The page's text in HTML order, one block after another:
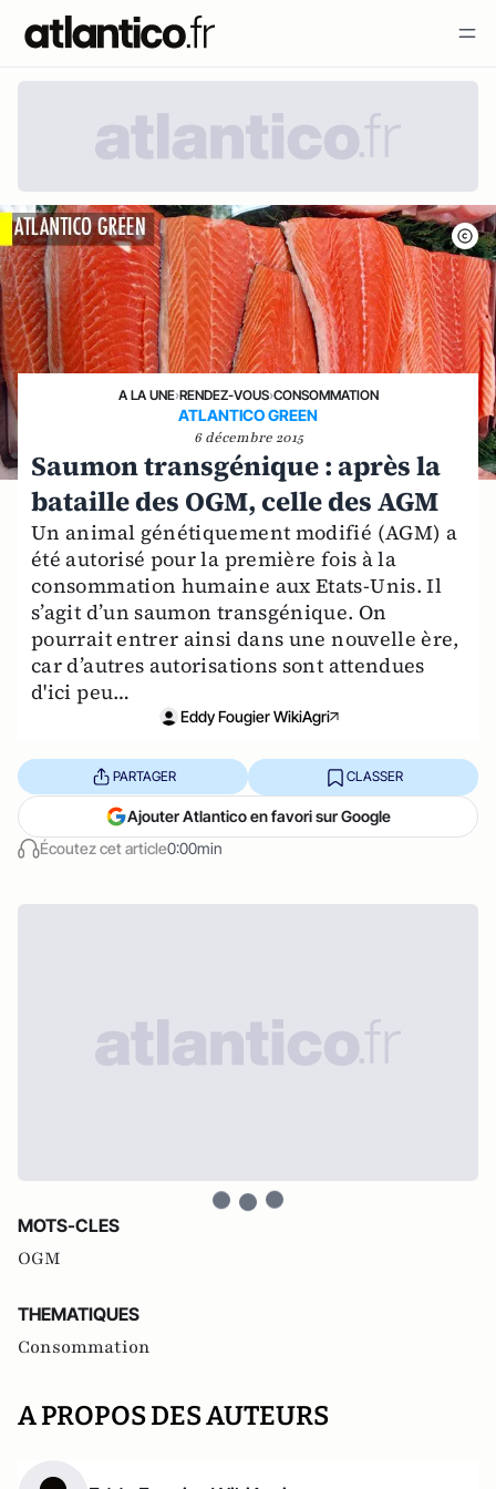
A LA UNE›RENDEZ-VOUS›CONSOMMATION
ATLANTICO GREEN
6 décembre 2015
Saumon transgénique : après la
bataille des OGM, celle des AGM
Un animal génétiquement modifié (AGM) a
été autorisé pour la première fois à la
consommation humaine aux Etats-Unis. Il
s’agit d’un saumon transgénique. On
pourrait entrer ainsi dans une nouvelle ère,
car d’autres autorisations sont attendues
d'ici peu…
Eddy Fougier WikiAgri
Écoutez cet article0:00min
PARTAGER CLASSER
Ajouter Atlantico en favori sur Google
MOTS-CLES
OGM
THEMATIQUES
Consommation
A PROPOS DES AUTEURS